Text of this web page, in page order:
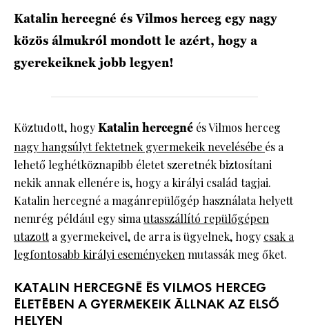
Katalin hercegné és Vilmos herceg egy nagy
közös álmukról mondott le azért, hogy a
gyerekeiknek jobb legyen!
Köztudott, hogyKatalin hercegné és Vilmos herceg
nagy hangsúlyt fektetnek gyermekeik nevelésébe és a
lehető leghétköznapibb életet szeretnék biztosítani
nekik annak ellenére is, hogy a királyi család tagjai.
Katalin hercegné a magánrepülőgép használata helyett
nemrég például egy simautasszállító repülőgépen
utazotta gyermekeivel, de arra is ügyelnek, hogy csak a
legfontosabb királyi eseményekenmutassák meg őket.
KATALIN HERCEGNÉ ÉS VILMOS HERCEG
ÉLETÉBEN A GYERMEKEIK ÁLLNAK AZ ELSŐ
HELYEN